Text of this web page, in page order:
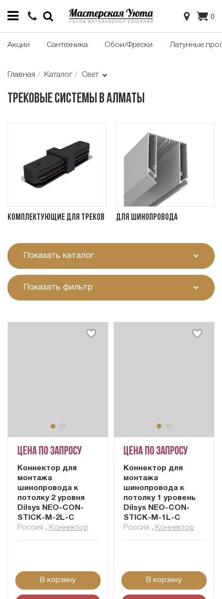
0
Акции Сантехника Обои/Фрески Латунные
Главная Каталог Свет
Трековые системы в Алматы
Комплектующие для треков Для шинопровода
Показать каталог
Показать фильтр
Цена по запросу
Коннектор для
монтажа
шинопровода к
потолку 2 уровня
Dilsys NEO-CON-
STICK-M-2L-C
Россия , Коннектор
В корзину
Цена по запросу
Коннектор для
монтажа
шинопровода к
потолку 1 уровень
Dilsys NEO-CON-
STICK-M-1L-C
Россия , Коннектор
В корзину